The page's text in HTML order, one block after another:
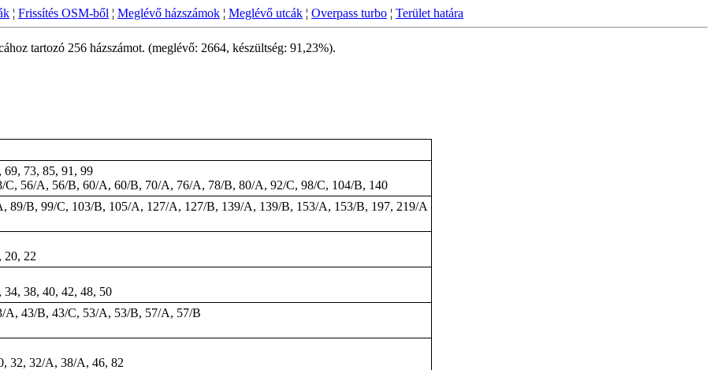
¦ Frissítés OSM-ből ¦ Meglévő házszámok ¦ Meglévő utcák ¦ Overpass turbo ¦ Terület határa
tartozó 256 házszámot. (meglévő: 2664, készültség: 91,23%).
69, 73, 85, 91, 99
C, 56/A, 56/B, 60/A, 60/B, 70/A, 76/A, 78/B, 80/A, 92/C, 98/C, 104/B, 140
89/B, 99/C, 103/B, 105/A, 127/A, 127/B, 139/A, 139/B, 153/A, 153/B, 197, 219/A
20, 22
38, 40, 42, 48, 50
A, 43/B, 43/C, 53/A, 53/B, 57/A, 57/B
32, 32/A, 38/A, 46, 82